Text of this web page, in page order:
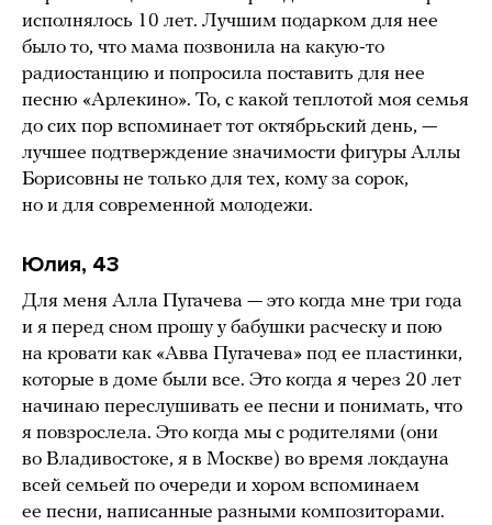
исполнялось 10 лет. Лучшим подарком для нее
было то, что мама позвонила на какую-то
радиостанцию и попросила поставить для нее
песню «Арлекино». То, с какой теплотой моя семья
до сих пор вспоминает тот октябрьский день, —
лучшее подтверждение значимости фигуры Аллы
Борисовны не только для тех, кому за сорок,
но и для современной молодежи.
Юлия, 43
Для меня Алла Пугачева — это когда мне три года
и я перед сном прошу у бабушки расческу и пою
на кровати как «Авва Пугачева» под ее пластинки,
которые в доме были все. Это когда я через 20 лет
начинаю переслушивать ее песни и понимать, что
я повзрослела. Это когда мы с родителями (они
во Владивостоке, я в Москве) во время локдауна
всей семьей по очереди и хором вспоминаем
ее песни, написанные разными композиторами.